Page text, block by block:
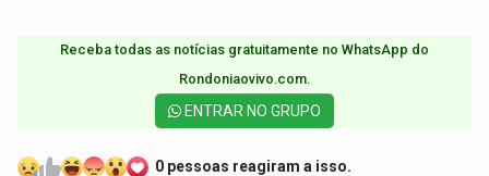
Receba todas as notícias gratuitamente no WhatsApp do
Rondoniaovivo.com.​
ENTRAR NO GRUPO
0 pessoas reagiram a isso.